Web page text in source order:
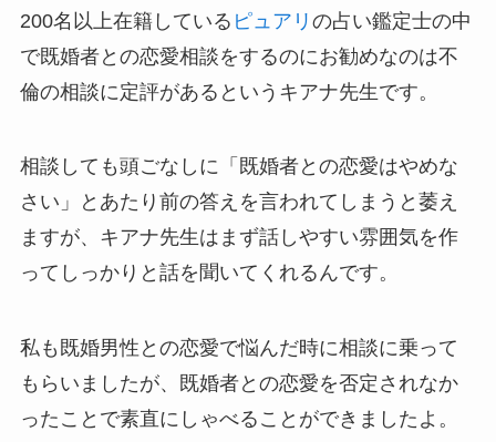
200名以上在籍している ピュアリ の占い鑑定士の中
で既婚者との恋愛相談をするのにお勧めなのは不
倫の相談に定評があるというキアナ先生です。
相談しても頭ごなしに「既婚者との恋愛はやめな
さい」とあたり前の答えを言われてしまうと萎え
ますが、キアナ先生はまず話しやすい雰囲気を作
ってしっかりと話を聞いてくれるんです。
私も既婚男性との恋愛で悩んだ時に相談に乗って
もらいましたが、既婚者との恋愛を否定されなか
ったことで素直にしゃべることができましたよ。